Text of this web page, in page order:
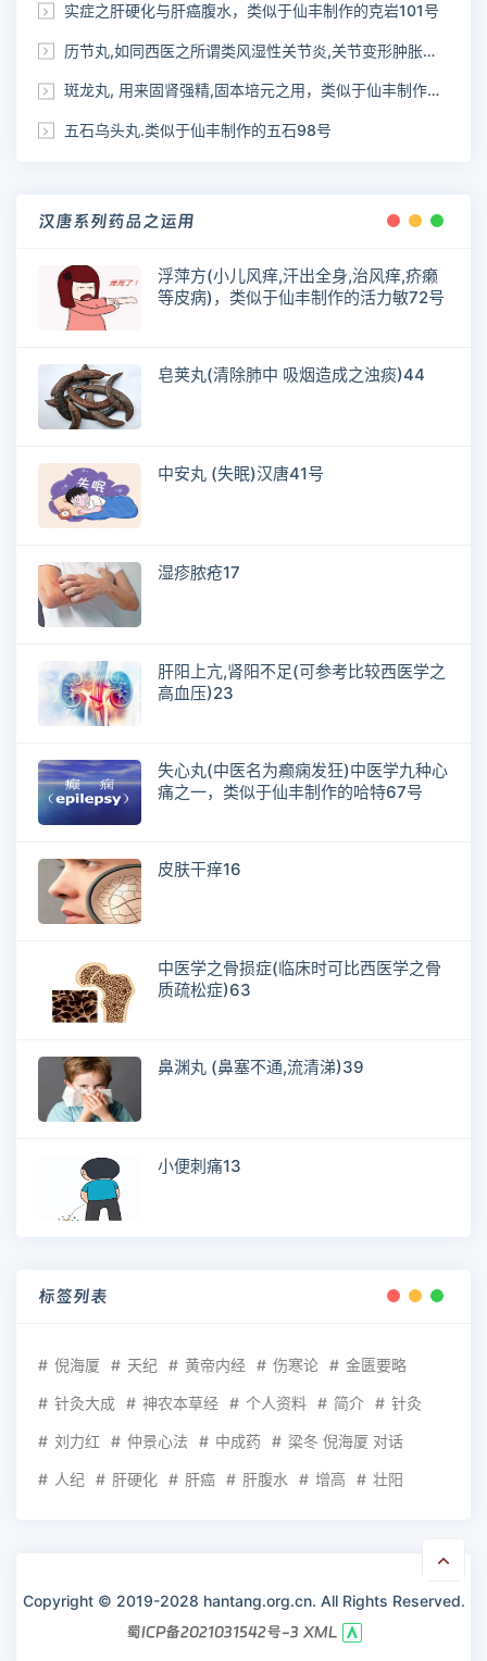
实症之肝硬化与肝癌腹水，类似于仙丰制作的克岩101号
历节丸,如同西医之所谓类风湿性关节炎,关节变形肿胀疼痛，类似于仙丰制作的克历100号
斑龙丸, 用来固肾强精,固本培元之用，类似于仙丰制作的鹿茸99号
五石乌头丸.类似于仙丰制作的五石98号
汉唐系列药品之运用
浮萍方(小儿风痒,汗出全身,治风痒,疥癞
等皮病)，类似于仙丰制作的活力敏72号
皂荚丸(清除肺中 吸烟造成之浊痰)44
中安丸 (失眠)汉唐41号
湿疹脓疮17
肝阳上亢,肾阳不足(可参考比较西医学之
高血压)23
失心丸(中医名为癫痫发狂)中医学九种心
痛之一，类似于仙丰制作的哈特67号
皮肤干痒16
中医学之骨损症(临床时可比西医学之骨
质疏松症)63
鼻渊丸 (鼻塞不通,流清涕)39
小便刺痛13
标签列表
倪海厦 天纪 黄帝内经 伤寒论 金匮要略
针灸大成 神农本草经 个人资料 简介 针灸
刘力红 仲景心法 中成药 梁冬 倪海厦 对话
人纪 肝硬化 肝癌 肝腹水 增高 壮阳
Copyright © 2019-2028 hantang.org.cn. All Rights Reserved.
蜀ICP备2021031542号-3 XML